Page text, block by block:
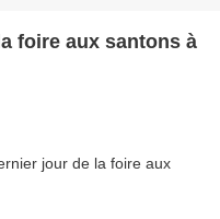
foire aux santons à